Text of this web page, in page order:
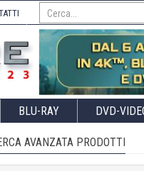
BLU-RAY DVD-
AVANZATA PRODOTTI